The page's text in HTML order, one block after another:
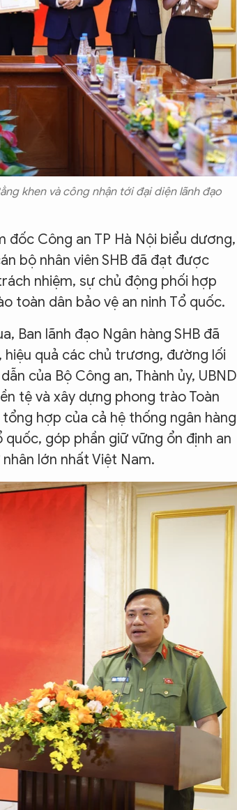
khen và công nhận tới đại diện lãnh đạo
đốc Công an TP Hà Nội biểu dương,
bộ nhân viên SHB đã đạt được
nhiệm, sự chủ động phối hợp
toàn dân bảo vệ an ninh Tổ quốc.
Ban lãnh đạo Ngân hàng SHB đã
quả các chủ trương, đường lối
của Bộ Công an, Thành ủy, UBND
tệ và xây dựng phong trào Toàn
hợp của cả hệ thống ngân hàng
góp phần giữ vững ổn định an
lớn nhất Việt Nam.